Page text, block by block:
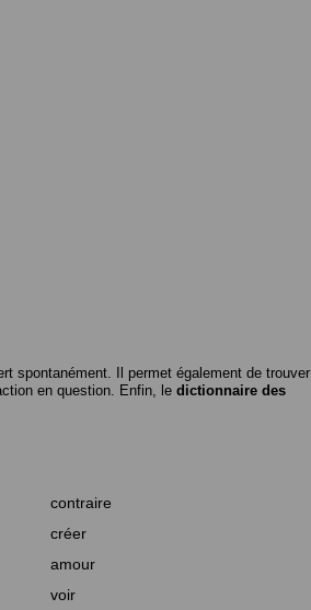
spontanément. Il permet également de trouver
en question. Enfin, le dictionnaire des
contraire
créer
amour
voir